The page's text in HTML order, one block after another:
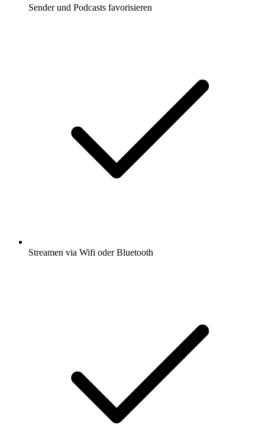
Sender und Podcasts favorisieren
Streamen via Wifi oder Bluetooth